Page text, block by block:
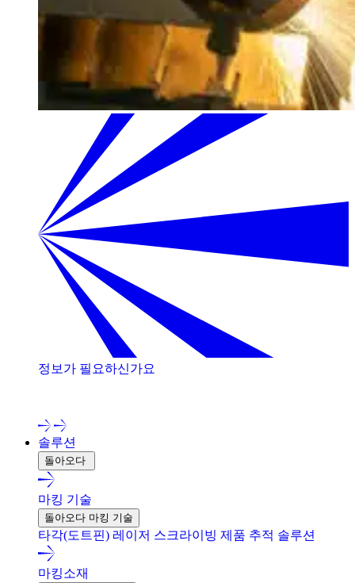
정보가 필요하신가요
솔루션
돌아오다
마킹 기술
돌아오다 마킹 기술
타각(도트핀) 레이저 스크라이빙 제품 추적 솔루션
마킹소재